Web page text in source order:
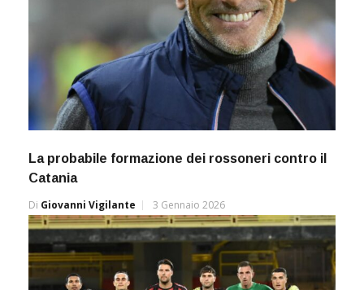
La probabile formazione dei rossoneri contro il
Catania
Di Giovanni Vigilante 3 Gennaio 2026